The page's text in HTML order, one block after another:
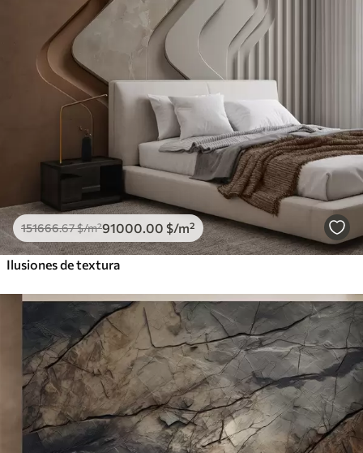
151666.67$/m²91000 .00 $/m²
Ilusiones de textura